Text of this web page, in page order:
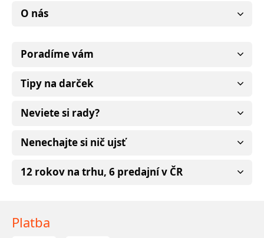
O nás
Poradíme vám
Tipy na darček
Neviete si rady?
Nenechajte si nič ujsť
12 rokov na trhu, 6 predajní v ČR
Platba